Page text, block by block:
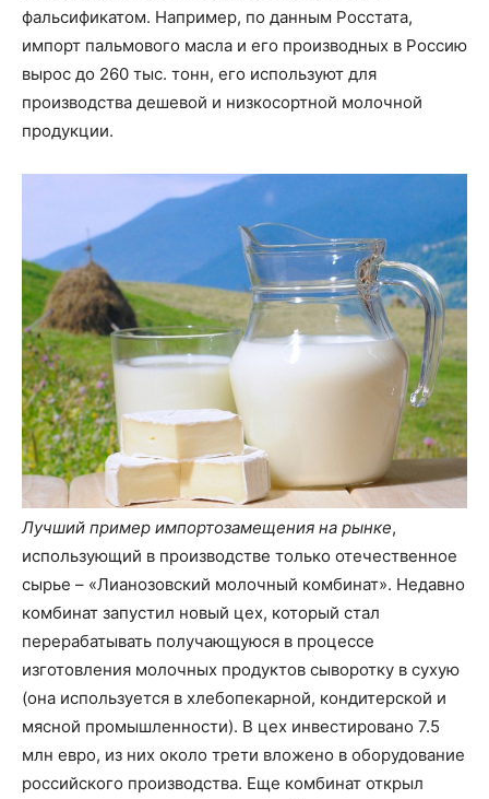
фальсификатом. Например, по данным Росстата,
импорт пальмового масла и его производных в Россию
вырос до 260 тыс. тонн, его используют для
производства дешевой и низкосортной молочной
продукции.
Лучший пример импортозамещения на рынке,
использующий в производстве только отечественное
сырье – «Лианозовский молочный комбинат». Недавно
комбинат запустил новый цех, который стал
перерабатывать получающуюся в процессе
изготовления молочных продуктов сыворотку в сухую
(она используется в хлебопекарной, кондитерской и
мясной промышленности). В цех инвестировано 7.5
млн евро, из них около трети вложено в оборудование
российского производства. Еще комбинат открыл